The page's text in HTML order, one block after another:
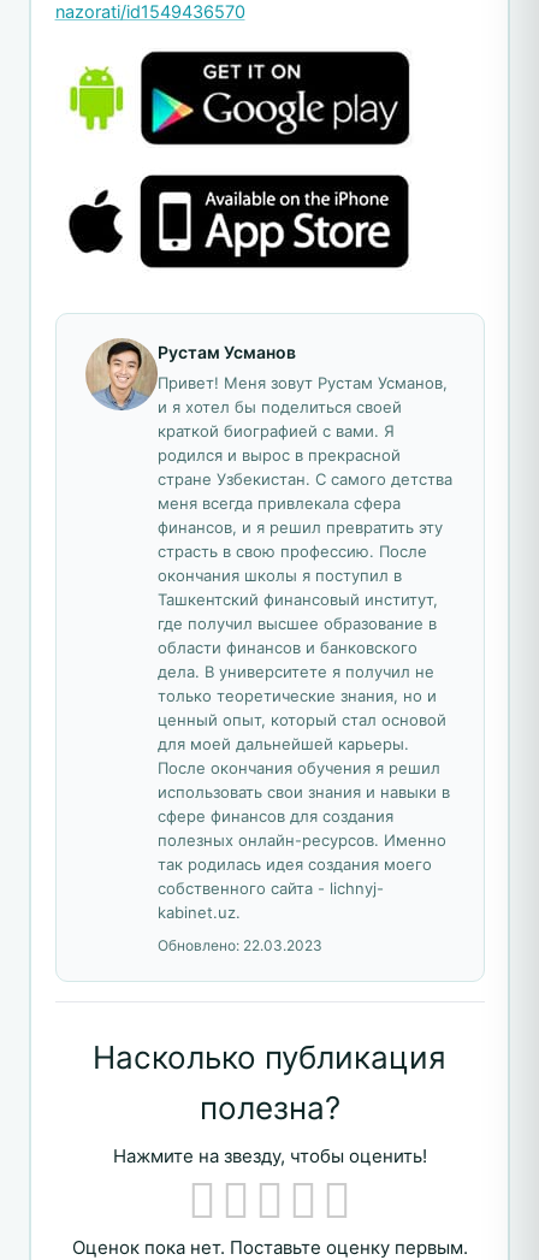
nazorati/id1549436570
Рустам Усманов
Привет! Меня зовут Рустам Усманов,
и я хотел бы поделиться своей
краткой биографией с вами. Я
родился и вырос в прекрасной
стране Узбекистан. С самого детства
меня всегда привлекала сфера
финансов, и я решил превратить эту
страсть в свою профессию. После
окончания школы я поступил в
Ташкентский финансовый институт,
где получил высшее образование в
области финансов и банковского
дела. В университете я получил не
только теоретические знания, но и
ценный опыт, который стал основой
для моей дальнейшей карьеры.
После окончания обучения я решил
использовать свои знания и навыки в
сфере финансов для создания
полезных онлайн-ресурсов. Именно
так родилась идея создания моего
собственного сайта - lichnyj-
kabinet.uz.
Обновлено: 22.03.2023
Насколько публикация
полезна?
Нажмите на звезду, чтобы оценить!
Оценок пока нет. Поставьте оценку первым.